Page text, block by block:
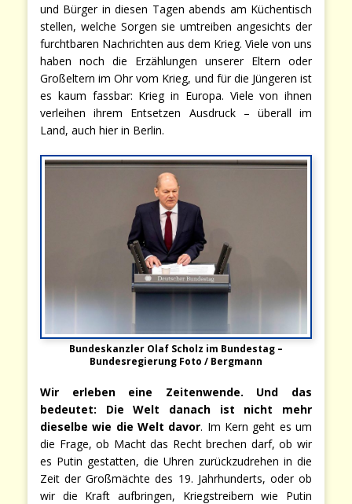
und Bürger in diesen Tagen abends am Küchentisch
stellen, welche Sorgen sie umtreiben angesichts der
furchtbaren Nachrichten aus dem Krieg. Viele von uns
haben noch die Erzählungen unserer Eltern oder
Großeltern im Ohr vom Krieg, und für die Jüngeren ist
es kaum fassbar: Krieg in Europa. Viele von ihnen
verleihen ihrem Entsetzen Ausdruck – überall im
Land, auch hier in Berlin.
Bundeskanzler Olaf Scholz im Bundestag –
Bundesregierung Foto / Bergmann
Wir erleben eine Zeitenwende. Und das
bedeutet: Die Welt danach ist nicht mehr
dieselbe wie die Welt davor. Im Kern geht es um
die Frage, ob Macht das Recht brechen darf, ob wir
es Putin gestatten, die Uhren zurückzudrehen in die
Zeit der Großmächte des 19. Jahrhunderts, oder ob
wir die Kraft aufbringen, Kriegstreibern wie Putin